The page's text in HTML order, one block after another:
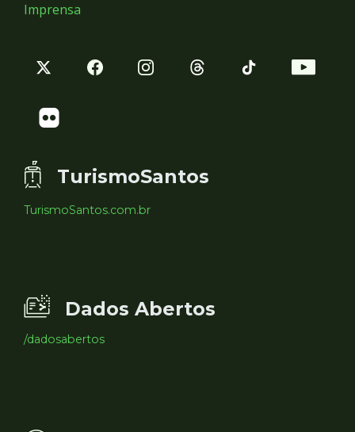
Imprensa
TurismoSantos
TurismoSantos.com.br
Dados Abertos
/dadosabertos